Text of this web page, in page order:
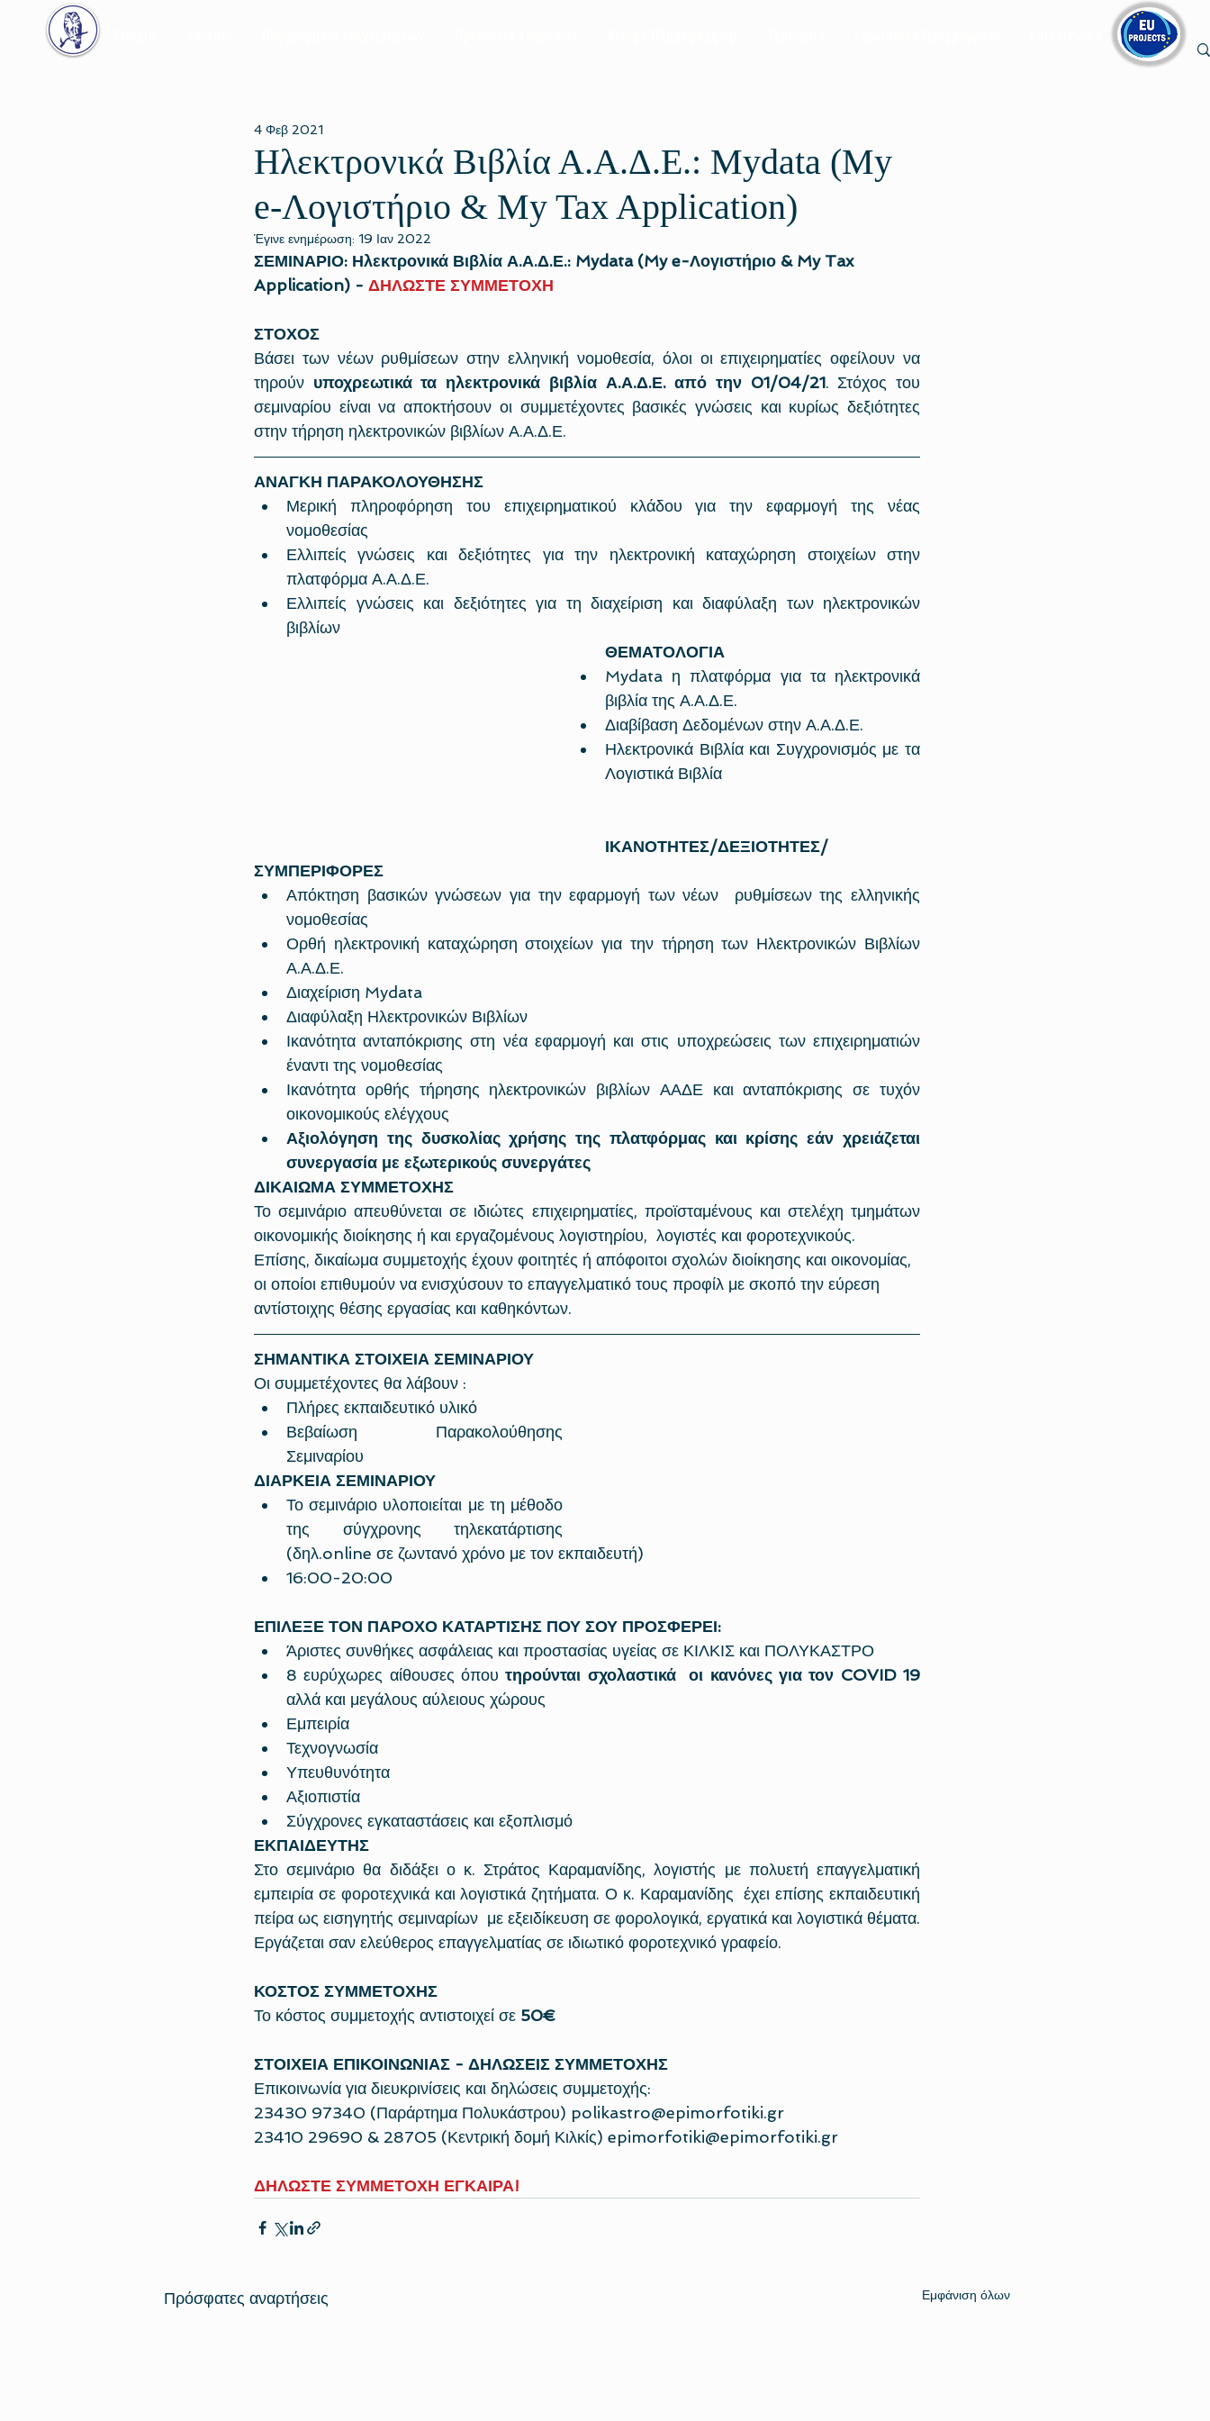
Ηλεκτρονικά Βιβλία Α.Α.Δ.Ε.: Mydata (My
e-Λογιστήριο & My Tax Application)
4 Φεβ 2021
Έγινε ενημέρωση: 19 Ιαν 2022
ΣΕΜΙΝΑΡΙΟ: Ηλεκτρονικά Βιβλία Α.Α.Δ.Ε.: Mydata (My e-Λογιστήριο & My Tax
Application) - ΔΗΛΩΣΤΕ ΣΥΜΜΕΤΟΧΗ
ΣΤΟΧΟΣ
Βάσει των νέων ρυθμίσεων στην ελληνική νομοθεσία, όλοι οι επιχειρηματίες οφείλουν να
τηρούν υποχρεωτικά τα ηλεκτρονικά βιβλία Α.Α.Δ.Ε. από την 01/04/21. Στόχος του
σεμιναρίου είναι να αποκτήσουν οι συμμετέχοντες βασικές γνώσεις και κυρίως δεξιότητες
στην τήρηση ηλεκτρονικών βιβλίων Α.Α.Δ.Ε.
ΑΝΑΓΚΗ ΠΑΡΑΚΟΛΟΥΘΗΣΗΣ​
Μερική πληροφόρηση του επιχειρηματικού κλάδου για την εφαρμογή της νέας
νομοθεσίας
Ελλιπείς γνώσεις και δεξιότητες για την ηλεκτρονική καταχώρηση στοιχείων στην
πλατφόρμα Α.Α.Δ.Ε.
Ελλιπείς γνώσεις και δεξιότητες για τη διαχείριση και διαφύλαξη των ηλεκτρονικών
βιβλίων
ΘΕΜΑΤΟΛΟΓΙΑ
Mydata η πλατφόρμα για τα ηλεκτρονικά
βιβλία της Α.Α.Δ.Ε.
Διαβίβαση Δεδομένων στην Α.Α.Δ.Ε.
Ηλεκτρονικά Βιβλία και Συγχρονισμός με τα
Λογιστικά Βιβλία
ΙΚΑΝΟΤΗΤΕΣ/ΔΕΞΙΟΤΗΤΕΣ/
ΣΥΜΠΕΡΙΦΟΡΕΣ
Απόκτηση βασικών γνώσεων για την εφαρμογή των νέων  ρυθμίσεων της ελληνικής
νομοθεσίας
Ορθή ηλεκτρονική καταχώρηση στοιχείων για την τήρηση των Ηλεκτρονικών Βιβλίων
Α.Α.Δ.Ε.
Διαχείριση Mydata
Διαφύλαξη Ηλεκτρονικών Βιβλίων
Ικανότητα ανταπόκρισης στη νέα εφαρμογή και στις υποχρεώσεις των επιχειρηματιών
έναντι της νομοθεσίας
Ικανότητα ορθής τήρησης ηλεκτρονικών βιβλίων ΑΑΔΕ και ανταπόκρισης σε τυχόν
οικονομικούς ελέγχους
Αξιολόγηση της δυσκολίας χρήσης της πλατφόρμας και κρίσης εάν χρειάζεται
συνεργασία με εξωτερικούς συνεργάτες
ΔΙΚΑΙΩΜΑ ΣΥΜΜΕΤΟΧΗΣ
Το σεμινάριο απευθύνεται σε ιδιώτες επιχειρηματίες, προϊσταμένους και στελέχη τμημάτων
οικονομικής διοίκησης ή και εργαζομένους λογιστηρίου,  λογιστές και φοροτεχνικούς.
Επίσης, δικαίωμα συμμετοχής έχουν φοιτητές ή απόφοιτοι σχολών διοίκησης και οικονομίας,
οι οποίοι επιθυμούν να ενισχύσουν το επαγγελματικό τους προφίλ με σκοπό την εύρεση
αντίστοιχης θέσης εργασίας και καθηκόντων.
ΣΗΜΑΝΤΙΚΑ ΣΤΟΙΧΕΙΑ ΣΕΜΙΝΑΡΙΟΥ
Οι συμμετέχοντες θα λάβουν :
Πλήρες εκπαιδευτικό υλικό
Βεβαίωση Παρακολούθησης
Σεμιναρίου
ΔΙΑΡΚΕΙΑ ΣΕΜΙΝΑΡΙΟΥ
Το σεμινάριο υλοποιείται με τη μέθοδο
της σύγχρονης τηλεκατάρτισης
(δηλ.online σε ζωντανό χρόνο με τον εκπαιδευτή)
16:00-20:00
ΕΠΙΛΕΞΕ ΤΟΝ ΠΑΡΟΧΟ ΚΑΤΑΡΤΙΣΗΣ ΠΟΥ ΣΟΥ ΠΡΟΣΦΕΡΕΙ:​
Άριστες συνθήκες ασφάλειας και προστασίας υγείας σε ΚΙΛΚΙΣ και ΠΟΛΥΚΑΣΤΡΟ
8 ευρύχωρες αίθουσες όπου τηρούνται σχολαστικά  οι κανόνες για τον COVID 19
αλλά και μεγάλους αύλειους χώρους
Εμπειρία
Τεχνογνωσία
Υπευθυνότητα
Αξιοπιστία
Σύγχρονες εγκαταστάσεις και εξοπλισμό
ΕΚΠΑΙΔΕΥΤΗΣ
Στο σεμινάριο θα διδάξει ο κ. Στράτος Καραμανίδης, λογιστής με πολυετή επαγγελματική
εμπειρία σε φοροτεχνικά και λογιστικά ζητήματα. Ο κ. Καραμανίδης  έχει επίσης εκπαιδευτική
πείρα ως εισηγητής σεμιναρίων  με εξειδίκευση σε φορολογικά, εργατικά και λογιστικά θέματα.
Εργάζεται σαν ελεύθερος επαγγελματίας σε ιδιωτικό φοροτεχνικό γραφείο.
ΚΟΣΤΟΣ ΣΥΜΜΕΤΟΧΗΣ
Το κόστος συμμετοχής αντιστοιχεί σε 50€
ΣΤΟΙΧΕΙΑ ΕΠΙΚΟΙΝΩΝΙΑΣ - ΔΗΛΩΣΕΙΣ ΣΥΜΜΕΤΟΧΗΣ
Επικοινωνία για διευκρινίσεις και δηλώσεις συμμετοχής:
23430 97340 (Παράρτημα Πολυκάστρου) polikastro@epimorfotiki.gr
23410 29690 & 28705 (Κεντρική δομή Κιλκίς) epimorfotiki@epimorfotiki.gr
ΔΗΛΩΣΤΕ ΣΥΜΜΕΤΟΧΗ ΕΓΚΑΙΡΑ!
Πρόσφατες αναρτήσεις Εμφάνιση όλων